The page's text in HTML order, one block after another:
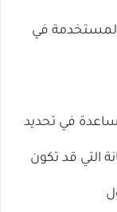
في
في تحديد
التي قد تكون